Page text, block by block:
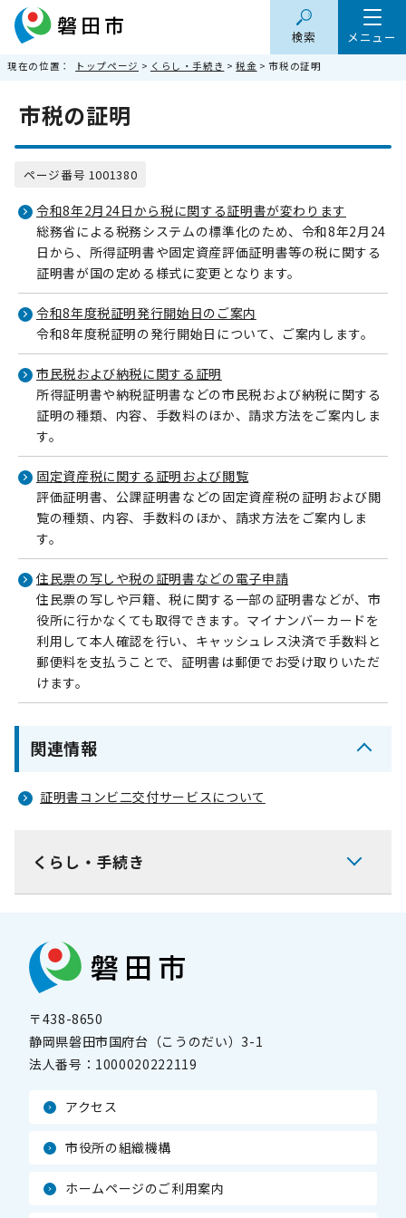
メニュー
検索
現在の位置： トップページ > くらし・手続き >税金 > 市税の証明
市税の証明
ページ番号 1001380
令和8年2月24日から税に関する証明書が変わります
総務省による税務システムの標準化のため、令和8年2月24
日から、所得証明書や固定資産評価証明書等の税に関する
証明書が国の定める様式に変更となります。
令和8年度税証明発行開始日のご案内
令和8年度税証明の発行開始日について、ご案内します。
市民税および納税に関する証明
所得証明書や納税証明書などの市民税および納税に関する
証明の種類、内容、手数料のほか、請求方法をご案内しま
す。
固定資産税に関する証明および閲覧
評価証明書、公課証明書などの固定資産税の証明および閲
覧の種類、内容、手数料のほか、請求方法をご案内しま
す。
住民票の写しや税の証明書などの電子申請
住民票の写しや戸籍、税に関する一部の証明書などが、市
役所に行かなくても取得できます。マイナンバーカードを
利用して本人確認を行い、キャッシュレス決済で手数料と
郵便料を支払うことで、証明書は郵便でお受け取りいただ
けます。
関連情報
証明書コンビ二交付サービスについて
くらし・手続き
〒438-8650
静岡県磐田市国府台（こうのだい）3-1
法人番号： 1000020222119
アクセス
市役所の組織機構
ホームページのご利用案内